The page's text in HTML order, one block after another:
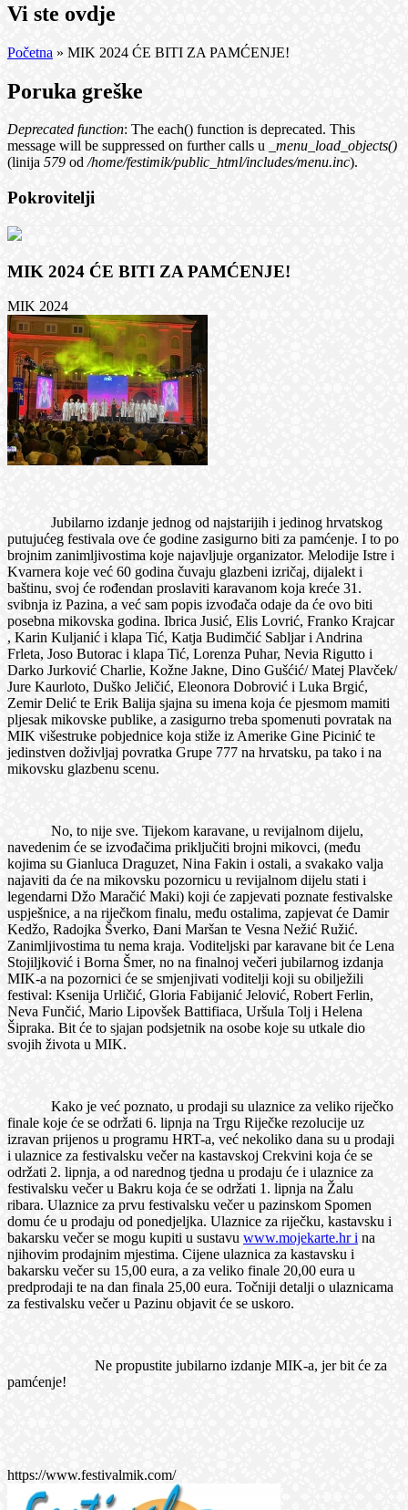
Vi ste ovdje
Početna » MIK 2024 ĆE BITI ZA PAMĆENJE!
Poruka greške
Deprecated function: The each() function is deprecated. This
message will be suppressed on further calls u
_menu_load_objects()
(linija 579 od/home/festimik/public_html/includes/menu.inc).
Pokrovitelji
MIK 2024 ĆE BITI ZA PAMĆENJE!
MIK 2024
Jubilarno izdanje jednog od najstarijih i jedinog hrvatskog
putujućeg festivala ove će godine zasigurno biti za pamćenje. I to po
brojnim zanimljivostima koje najavljuje organizator. Melodije Istre i
Kvarnera koje već 60 godina čuvaju glazbeni izričaj, dijalekt i
baštinu, svoj će rođendan proslaviti karavanom koja kreće 31.
svibnja iz Pazina, a već sam popis izvođača odaje da će ovo biti
posebna mikovska godina. Ibrica Jusić, Elis Lovrić, Franko Krajcar
, Karin Kuljanić i klapa Tić, Katja Budimčić Sabljar i Andrina
Frleta, Joso Butorac i klapa Tić, Lorenza Puhar, Nevia Rigutto i
Darko Jurković Charlie, Kožne Jakne, Dino Gušćić/ Matej Plavček/
Jure Kaurloto, Duško Jeličić, Eleonora Dobrović i Luka Brgić,
Zemir Delić te Erik Balija sjajna su imena koja će pjesmom mamiti
pljesak mikovske publike, a zasigurno treba spomenuti povratak na
MIK višestruke pobjednice koja stiže iz Amerike Gine Picinić te
jedinstven doživljaj povratka Grupe 777 na hrvatsku, pa tako i na
mikovsku glazbenu scenu.
No, to nije sve. Tijekom karavane, u revijalnom dijelu,
navedenim će se izvođačima priključiti brojni mikovci, (među
kojima su Gianluca Draguzet, Nina Fakin i ostali, a svakako valja
najaviti da će na mikovsku pozornicu u revijalnom dijelu stati i
legendarni Džo Maračić Maki) koji će zapjevati poznate festivalske
uspješnice, a na riječkom finalu, među ostalima, zapjevat će Damir
Kedžo, Radojka Šverko, Đani Maršan te Vesna Nežić Ružić.
Zanimljivostima tu nema kraja. Voditeljski par karavane bit će Lena
Stojiljković i Borna Šmer, no na finalnoj večeri jubilarnog izdanja
MIK-a na pozornici će se smjenjivati voditelji koji su obilježili
festival: Ksenija Urličić, Gloria Fabijanić Jelović, Robert Ferlin,
Neva Funčić, Mario Lipovšek Battifiaca, Uršula Tolj i Helena
Šipraka. Bit će to sjajan podsjetnik na osobe koje su utkale dio
svojih života u MIK.
Kako je već poznato, u prodaji su ulaznice za veliko riječko
finale koje će se održati 6. lipnja na Trgu Riječke rezolucije uz
izravan prijenos u programu HRT-a, već nekoliko dana su u prodaji
i ulaznice za festivalsku večer na kastavskoj Crekvini koja će se
održati 2. lipnja, a od narednog tjedna u prodaju će i ulaznice za
festivalsku večer u Bakru koja će se održati 1. lipnja na Žalu
ribara. Ulaznice za prvu festivalsku večer u pazinskom Spomen
domu će u prodaju od ponedjeljka. Ulaznice za riječku, kastavsku i
bakarsku večer se mogu kupiti u sustavu www.mojekarte.hr i na
njihovim prodajnim mjestima. Cijene ulaznica za kastavsku i
bakarsku večer su 15,00 eura, a za veliko finale 20,00 eura u
predprodaji te na dan finala 25,00 eura. Točniji detalji o ulaznicama
za festivalsku večer u Pazinu objavit će se uskoro.
Ne propustite jubilarno izdanje MIK-a, jer bit će za
pamćenje!
https://www.festivalmik.com/